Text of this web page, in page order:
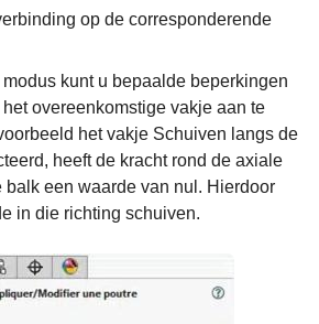
op de corresponderende
modus kunt u bepaalde beperkingen
overeenkomstige vakje aan te
het vakje Schuiven langs de
heeft de kracht rond de axiale
balk een waarde van nul. Hierdoor
in die richting schuiven.